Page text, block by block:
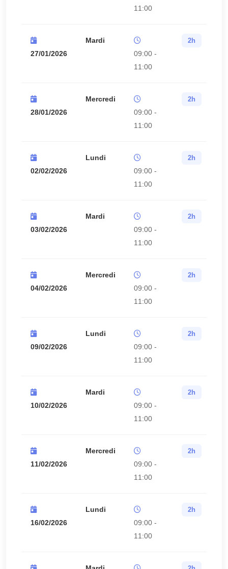
11:00
27/01/2026
Mardi
09:00 -
11:00
2h
28/01/2026
Mercredi
09:00 -
11:00
2h
02/02/2026
Lundi
09:00 -
11:00
2h
03/02/2026
Mardi
09:00 -
11:00
2h
04/02/2026
Mercredi
09:00 -
11:00
2h
09/02/2026
Lundi
09:00 -
11:00
2h
10/02/2026
Mardi
09:00 -
11:00
2h
11/02/2026
Mercredi
09:00 -
11:00
2h
16/02/2026
Lundi
09:00 -
11:00
2h